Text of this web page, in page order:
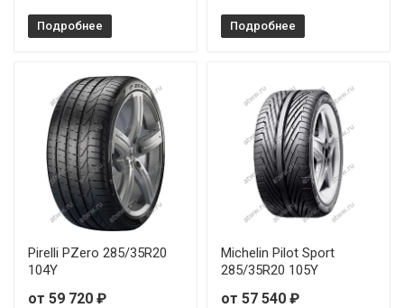
Подробнее Подробнее
Pirelli PZero 285/35R20
104Y
от 59 720 ₽
Michelin Pilot Sport
285/35R20 105Y
от 57 540 ₽